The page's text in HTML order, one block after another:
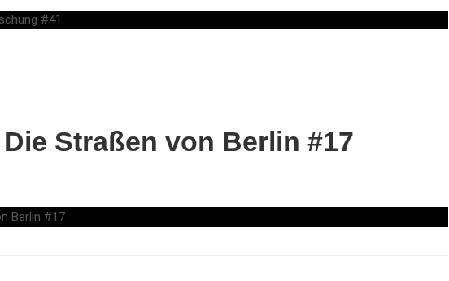
Straßen von Berlin #17